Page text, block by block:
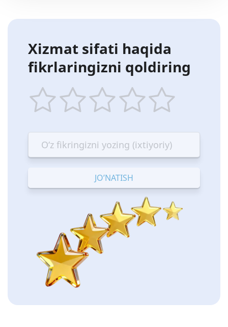
Xizmat sifati haqida
fikrlaringizni qoldiring
star
Terrible
stars
—
Bad
stars
—
OK
stars
—
Good
stars
—
Excellent